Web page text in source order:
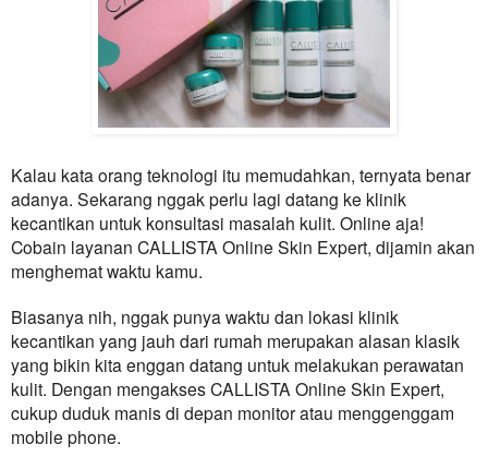
Kalau kata orang teknologi itu memudahkan, ternyata benar
adanya. Sekarang nggak perlu lagi datang ke klinik
kecantikan untuk konsultasi masalah kulit. Online aja!
Cobain layanan CALLISTA Online Skin Expert, dijamin akan
menghemat waktu kamu.
Biasanya nih, nggak punya waktu dan lokasi klinik
kecantikan yang jauh dari rumah merupakan alasan klasik
yang bikin kita enggan datang untuk melakukan perawatan
kulit. Dengan mengaksesCALLISTA Online Skin Expert,
cukup duduk manis di depan monitor atau menggenggam
mobile phone.